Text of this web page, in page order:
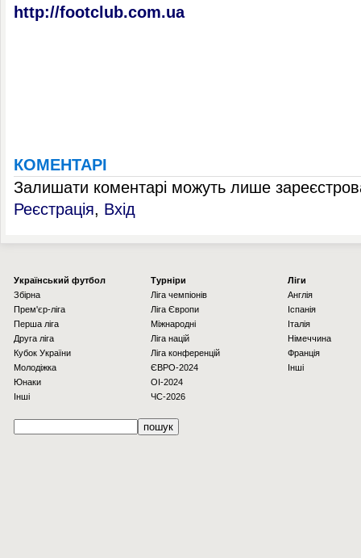
http://footclub.com.ua
КОМЕНТАРІ
Залишати коментарі можуть лише
Реєстрація, Вхід
Українcький футбол
Збірна
Прем'єр-ліга
Перша ліга
Друга ліга
Кубок України
Молодіжка
Юнаки
Інші
Турніри
Ліга чемпіонів
Ліга Європи
Міжнародні
Ліга націй
Ліга конференцій
ЄВРО-2024
OI-2024
ЧС-2026
Ліги
Англія
Іспанія
Італія
Німеччина
Франція
Інші